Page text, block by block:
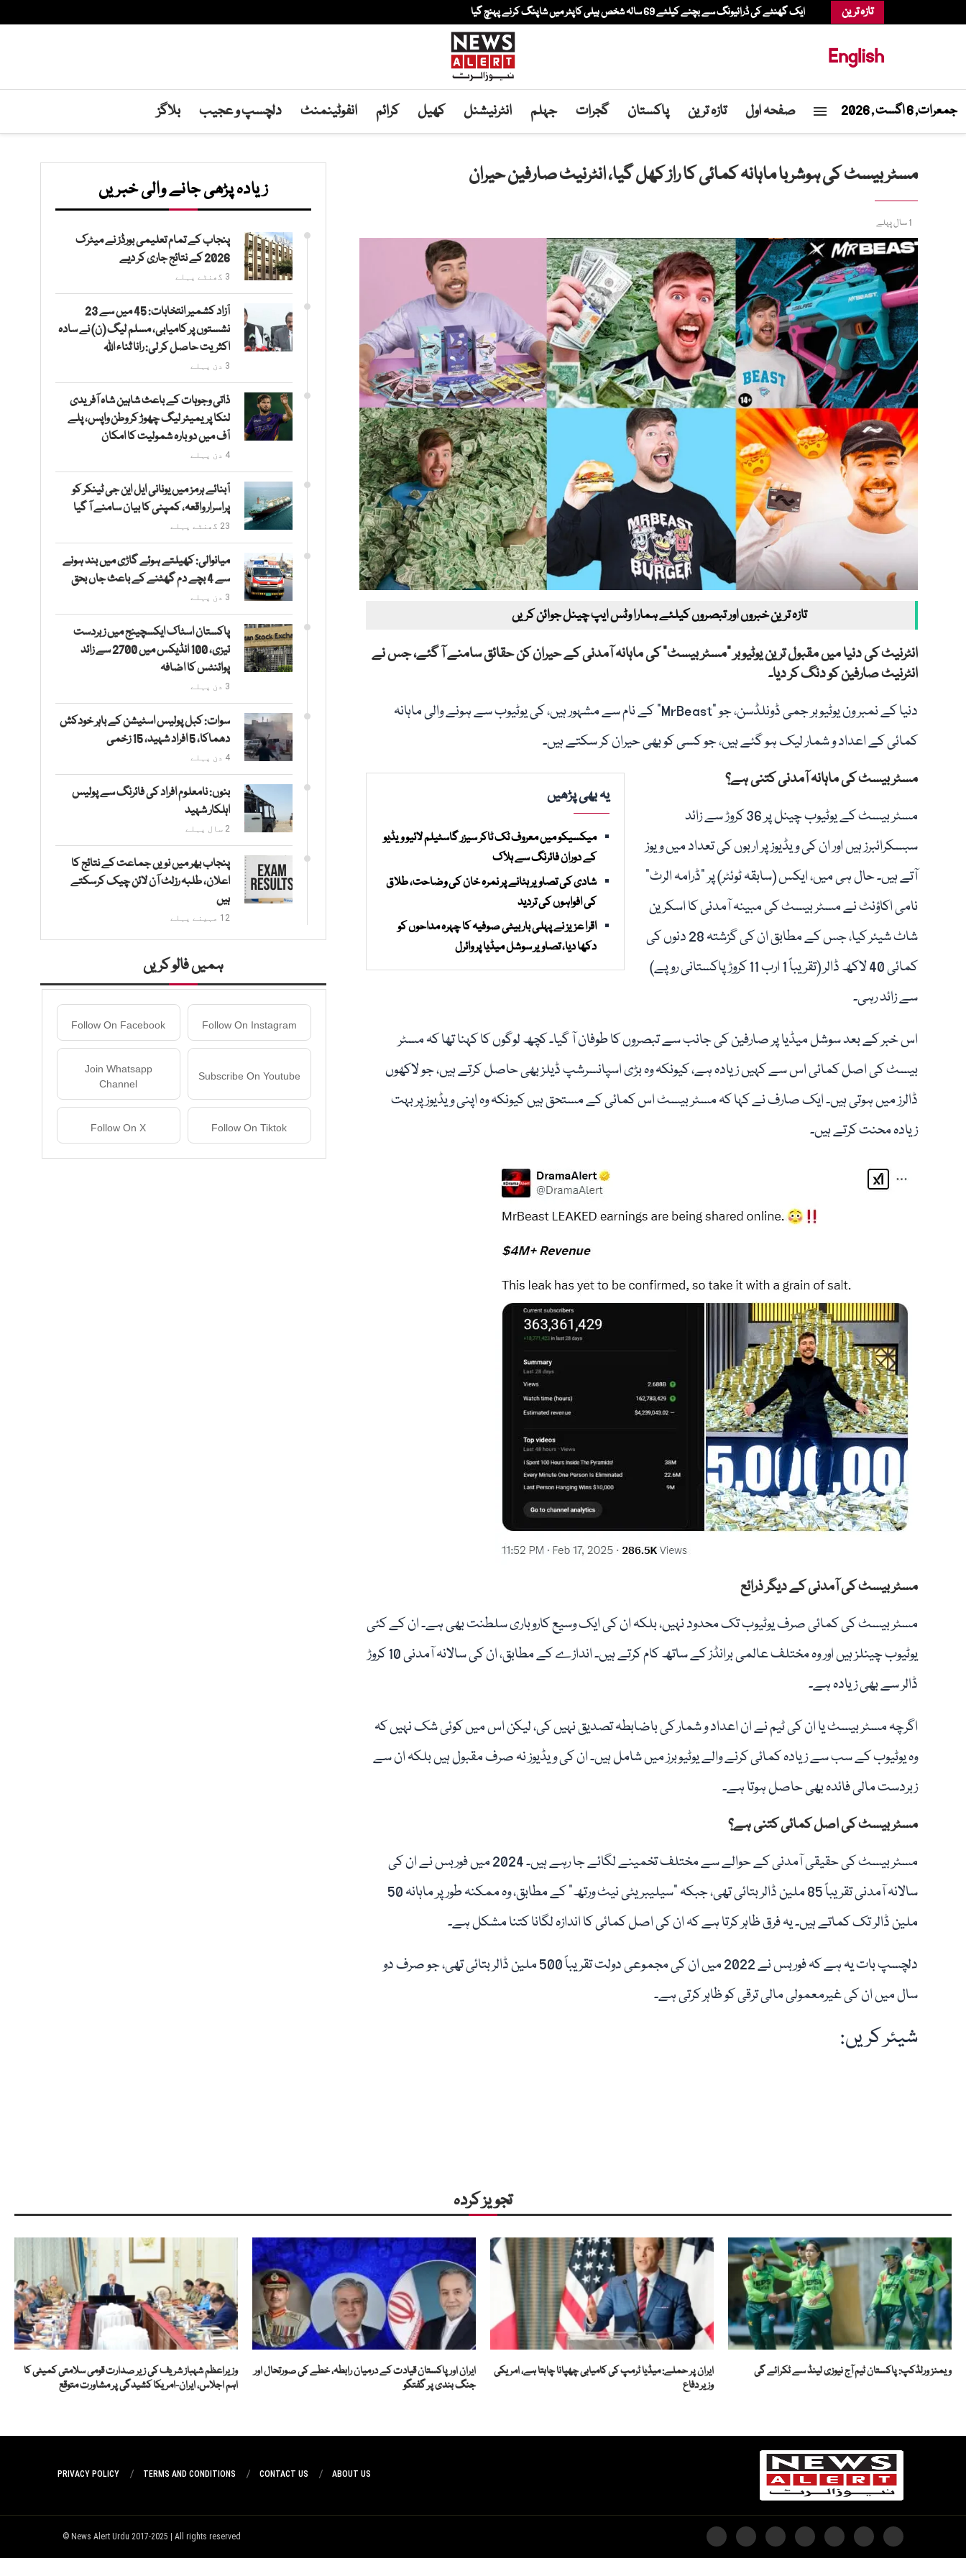
تازہ ترین ایک گھنٹے کی ڈرائیونگ سے بچنے کیلئے 69 سالہ شخص ہیلی کاپٹر میں شاپنگ کرنے پہنچ گیا
English
جمعرات, 6 اگست , 2026 صفحہ اول تازہ ترین پاکستان گجرات جہلم انٹرنیشنل کھیل کرائم انفوٹینمنٹ دلچسپ و عجیب بلاگز
مسٹر بیسٹ کی ہوشربا ماہانہ کمائی کا راز کھل گیا، انٹرنیٹ صارفین حیران
1 سال پہلے
تازہ ترین خبروں اور تبصروں کیلئے ہمارا وٹس ایپ چینل جوائن کریں
انٹرنیٹ کی دنیا میں مقبول ترین یوٹیوبر "مسٹر بیسٹ” کی ماہانہ آمدنی کے حیران کن حقائق سامنے آ گئے، جس نے
انٹرنیٹ صارفین کو دنگ کر دیا۔
دنیا کے نمبر ون یوٹیوبر جمی ڈونلڈسن، جو "MrBeast” کے نام سے مشہور ہیں، کی یوٹیوب سے ہونے والی ماہانہ
کمائی کے اعداد و شمار لیک ہو گئے ہیں، جو کسی کو بھی حیران کر سکتے ہیں۔
یہ بھی پڑھیں
میکسیکو میں معروف ٹک ٹاکر سیزر گاسٹیلم لائیو ویڈیو
کے دوران فائرنگ سے ہلاک
شادی کی تصاویر ہٹانے پر نمرہ خان کی وضاحت، طلاق
کی افواہوں کی تردید
اقرا عزیز نے پہلی بار بیٹی صوفیہ کا چہرہ مداحوں کو
دکھا دیا، تصاویر سوشل میڈیا پر وائرل
مسٹر بیسٹ کی ماہانہ آمدنی کتنی ہے؟
مسٹر بیسٹ کے یوٹیوب چینل پر 36 کروڑ سے زائد
سبسکرائبرز ہیں اور ان کی ویڈیوز پر اربوں کی تعداد میں ویوز
آتے ہیں۔ حال ہی میں، ایکس (سابقہ ٹوئٹر) پر "ڈرامہ الرٹ”
نامی اکاؤنٹ نے مسٹر بیسٹ کی مبینہ آمدنی کا اسکرین
شاٹ شیئر کیا، جس کے مطابق ان کی گزشتہ 28 دنوں کی
کمائی 40 لاکھ ڈالر (تقریباً 1 ارب 11 کروڑ پاکستانی روپے)
سے زائد رہی۔
اس خبر کے بعد سوشل میڈیا پر صارفین کی جانب سے تبصروں کا طوفان آ گیا۔ کچھ لوگوں کا کہنا تھا کہ مسٹر
بیسٹ کی اصل کمائی اس سے کہیں زیادہ ہے، کیونکہ وہ بڑی اسپانسرشپ ڈیلز بھی حاصل کرتے ہیں، جو لاکھوں
ڈالرز میں ہوتی ہیں۔ ایک صارف نے کہا کہ مسٹر بیسٹ اس کمائی کے مستحق ہیں کیونکہ وہ اپنی ویڈیوز پر بہت
زیادہ محنت کرتے ہیں۔
مسٹر بیسٹ کی آمدنی کے دیگر ذرائع
مسٹر بیسٹ کی کمائی صرف یوٹیوب تک محدود نہیں، بلکہ ان کی ایک وسیع کاروباری سلطنت بھی ہے۔ ان کے کئی
یوٹیوب چینلز ہیں اور وہ مختلف عالمی برانڈز کے ساتھ کام کرتے ہیں۔ اندازے کے مطابق، ان کی سالانہ آمدنی 10 کروڑ
ڈالر سے بھی زیادہ ہے۔
اگرچہ مسٹر بیسٹ یا ان کی ٹیم نے ان اعداد و شمار کی باضابطہ تصدیق نہیں کی، لیکن اس میں کوئی شک نہیں کہ
وہ یوٹیوب کے سب سے زیادہ کمائی کرنے والے یوٹیوبرز میں شامل ہیں۔ ان کی ویڈیوز نہ صرف مقبول ہیں بلکہ ان سے
زبردست مالی فائدہ بھی حاصل ہوتا ہے۔
مسٹر بیسٹ کی اصل کمائی کتنی ہے؟
مسٹر بیسٹ کی حقیقی آمدنی کے حوالے سے مختلف تخمینے لگائے جا رہے ہیں۔ 2024 میں فوربس نے ان کی
سالانہ آمدنی تقریباً 85 ملین ڈالر بتائی تھی، جبکہ "سیلیبریٹی نیٹ ورتھ” کے مطابق، وہ ممکنہ طور پر ماہانہ 50
ملین ڈالر تک کماتے ہیں۔ یہ فرق ظاہر کرتا ہے کہ ان کی اصل کمائی کا اندازہ لگانا کتنا مشکل ہے۔
دلچسپ بات یہ ہے کہ فوربس نے 2022 میں ان کی مجموعی دولت تقریباً 500 ملین ڈالر بتائی تھی، جو صرف دو
سال میں ان کی غیرمعمولی مالی ترقی کو ظاہر کرتی ہے۔
شیئر کریں:
زیادہ پڑھی جانے والی خبریں
پنجاب کے تمام تعلیمی بورڈز نے میٹرک
2026 کے نتائج جاری کر دیے
3 گھنٹے پہلے
آزاد کشمیر انتخابات: 45 میں سے 23
نشستوں پر کامیابی، مسلم لیگ (ن) نے سادہ
اکثریت حاصل کر لی: رانا ثناء اللہ
3 دن پہلے
ذاتی وجوہات کے باعث شاہین شاہ آفریدی
لنکا پریمیئر لیگ چھوڑ کر وطن واپس، پلے
آف میں دوبارہ شمولیت کا امکان
4 دن پہلے
آبنائے ہرمز میں یونانی ایل این جی ٹینکر کو
پراسرار واقعہ، کمپنی کا بیان سامنے آ گیا
23 گھنٹے پہلے
میانوالی: کھیلتے ہوئے گاڑی میں بند ہونے
سے 4 بچے دم گھٹنے کے باعث جاں بحق
3 دن پہلے
پاکستان اسٹاک ایکسچینج میں زبردست
تیزی، 100 انڈیکس میں 2700 سے زائد
پوائنٹس کا اضافہ
3 دن پہلے
سوات: کبل پولیس اسٹیشن کے باہر خودکش
دھماکا، 5 افراد شہید، 15 زخمی
4 دن پہلے
بنوں: نامعلوم افراد کی فائرنگ سے پولیس
اہلکار شہید
2 سال پہلے
پنجاب بھر میں نویں جماعت کے نتائج کا
اعلان، طلبہ رزلٹ آن لائن چیک کرسکتے
ہیں
12 مہینے پہلے
ہمیں فالو کریں
Follow On Instagram
Follow On Facebook
Subscribe On Youtube
Join Whatsapp
Channel
Follow On Tiktok
Follow On X
تجویز کردہ
ویمنز ورلڈکپ: پاکستان ٹیم آج نیوزی لینڈ سے ٹکرائے گی
ایران پر حملے: میڈیا ٹرمپ کی کامیابی چھپانا چاہتا ہے، امریکی
وزیر دفاع
ایران اور پاکستان قیادت کے درمیان رابطہ، خطے کی صورتحال اور
جنگ بندی پر گفتگو
وزیراعظم شہباز شریف کی زیر صدارت قومی سلامتی کمیٹی کا
اہم اجلاس، ایران-امریکا کشیدگی پر مشاورت متوقع
ABOUT US
CONTACT US
TERMS AND CONDITIONS
PRIVACY POLICY
News Alert Urdu 2017-2025 | All rights reserved ©